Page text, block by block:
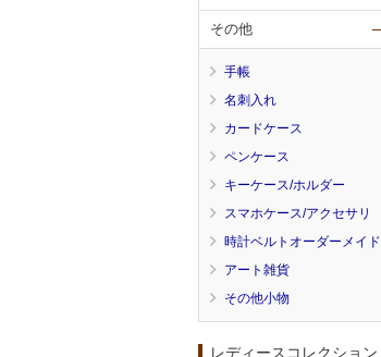
その他
手帳
名刺入れ
カードケース
ペンケース
キーケース/ホルダー
スマホケース/アクセサリ
時計ベルトオーダーメイド
アート雑貨
その他小物
レディースコレクション